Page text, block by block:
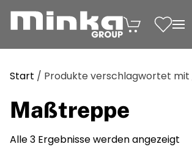
Zum Inhalt springen
Start / Produkte verschlagwortet mit
Maßtreppe
Alle 3 Ergebnisse werden angezeigt